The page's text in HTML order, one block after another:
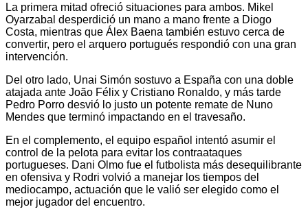
La primera mitad ofreció situaciones para ambos. Mikel
Oyarzabal desperdició un mano a mano frente a Diogo
Costa, mientras que Álex Baena también estuvo cerca de
convertir, pero el arquero portugués respondió con una gran
intervención.
Del otro lado, Unai Simón sostuvo a España con una doble
atajada ante João Félix y Cristiano Ronaldo, y más tarde
Pedro Porro desvió lo justo un potente remate de Nuno
Mendes que terminó impactando en el travesaño.
En el complemento, el equipo español intentó asumir el
control de la pelota para evitar los contraataques
portugueses. Dani Olmo fue el futbolista más desequilibrante
en ofensiva y Rodri volvió a manejar los tiempos del
mediocampo, actuación que le valió ser elegido como el
mejor jugador del encuentro.